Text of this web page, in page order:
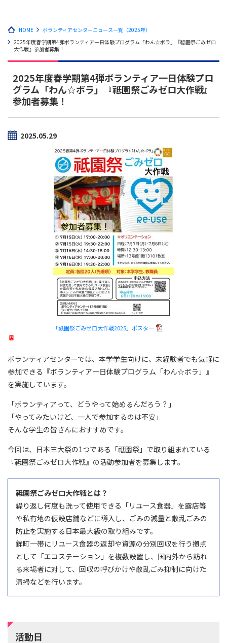
HOME
ボランティアセンターニュース一覧（2025年）
2025年度春学期第4弾ボランティア一日体験プログラム「わん☆ボラ」『祗園祭ごみゼロ
大作戦』参加者募集！
2025年度春学期第4弾ボランティア一日体験プロ
グラム「わん☆ボラ」『祗園祭ごみゼロ大作戦』
参加者募集！
2025.05.29
「祇園祭ごみゼロ大作戦2025」ポスター
ボランティアセンターでは、本学学生向けに、未経験者でも気軽に
参加できる『ボランティア一日体験プログラム「わん☆ボラ」』
を実施しています。
「ボランティアって、どうやって始めるんだろう？」
「やってみたいけど、一人で参加するのは不安」
そんな学生の皆さんにおすすめです。
今回は、日本三大祭の1つである「祗園祭」で取り組まれている
『祗園祭ごみゼロ大作戦』の活動参加者を募集します。
祗園祭ごみゼロ大作戦とは？
繰り返し何度も洗って使用できる「リユース食器」を露店等
や私有地の仮設店舗などに導入し、ごみの減量と散乱ごみの
防止を実施する日本最大級の取り組みです。
鉾町一帯にリユース食器の返却や資源の分別回収を行う拠点
として「エコステーション」を複数設置し、国内外から訪れ
る来場者に対して、回収の呼びかけや散乱ごみ抑制に向けた
清掃などを行います。
活動日